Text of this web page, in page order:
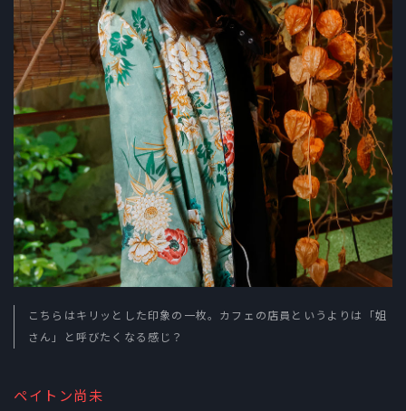
こちらはキリッとした印象の一枚。カフェの店員というよりは「姐
さん」と呼びたくなる感じ？
ペイトン尚未